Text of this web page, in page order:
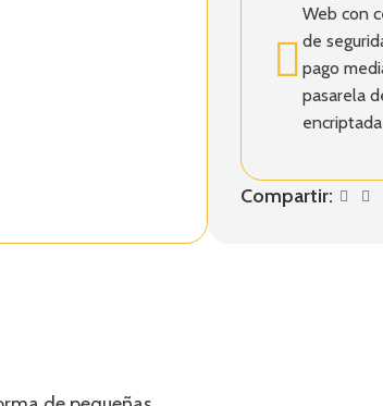
Web con
de
pago
pasarela
encriptada
Compartir: